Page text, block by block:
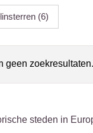
(6)
geen zoekresultaten.
steden in